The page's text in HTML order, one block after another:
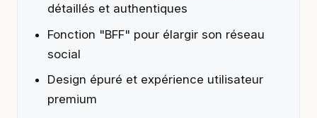
détaillés et authentiques
Fonction "BFF" pour élargir son réseau
social
Design épuré et expérience utilisateur
premium